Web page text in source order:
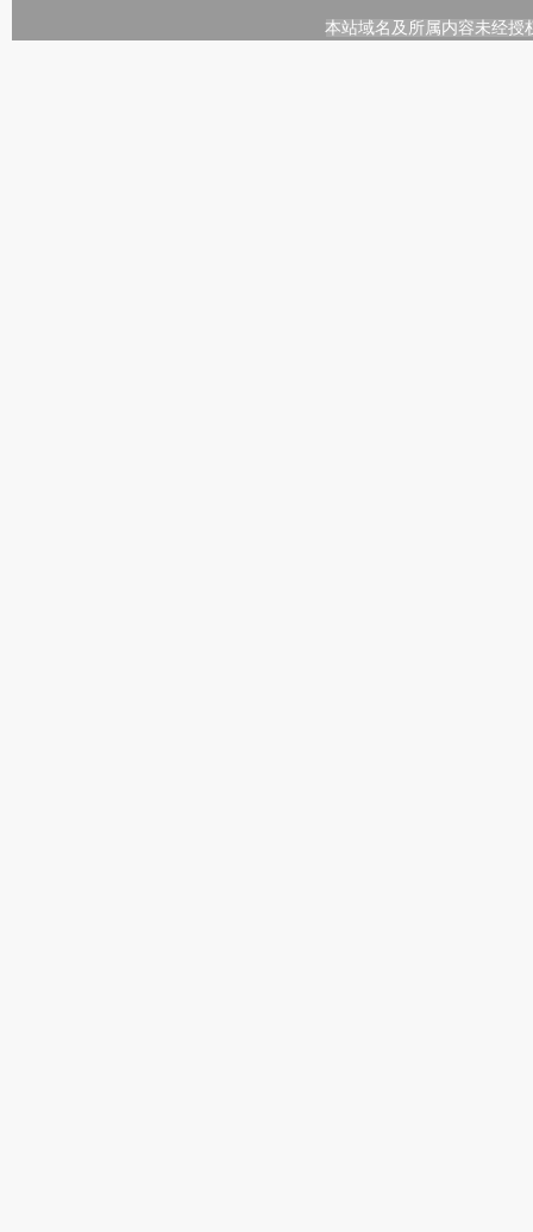
本站域名及所属内容未经授